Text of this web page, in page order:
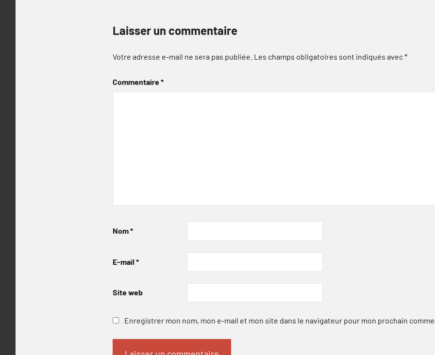
Laisser un commentaire
Votre adresse e-mail ne sera pas publiée. Les champs obligatoires sont indiqués avec*
Commentaire*
Nom*
E-mail *
Site web
Enregistrer mon nom, mon e-mail et mon site dans le navigateur pour mon prochain